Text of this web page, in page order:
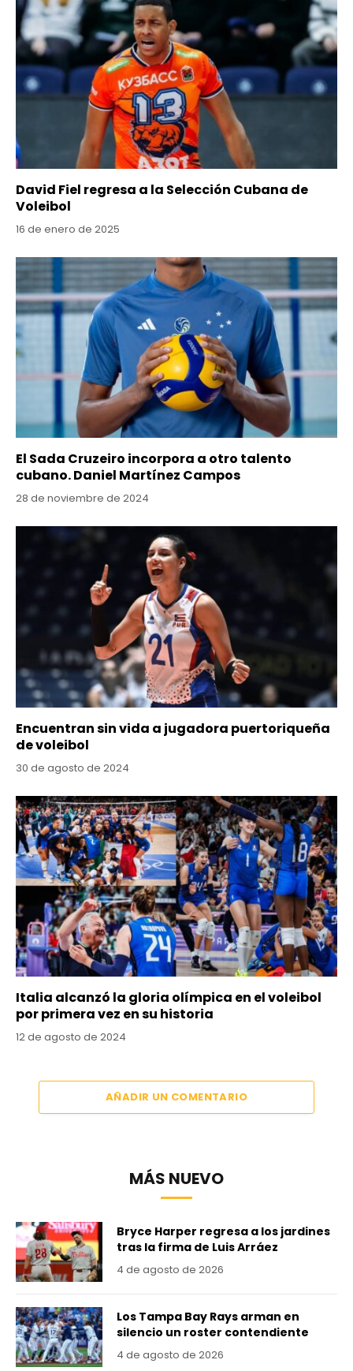
David Fiel regresa a la Selección Cubana de
Voleibol
16 de enero de 2025
El Sada Cruzeiro incorpora a otro talento
cubano. Daniel Martínez Campos
28 de noviembre de 2024
Encuentran sin vida a jugadora puertoriqueña
de voleibol
30 de agosto de 2024
Italia alcanzó la gloria olímpica en el voleibol
por primera vez en su historia
12 de agosto de 2024
AÑADIR UN COMENTARIO
MÁS NUEVO
Bryce Harper regresa a los jardines
tras la firma de Luis Arráez
4 de agosto de 2026
Los Tampa Bay Rays arman en
silencio un roster contendiente
4 de agosto de 2026